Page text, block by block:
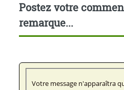
Postez votre
remarque...
Votre message n'apparaîtra